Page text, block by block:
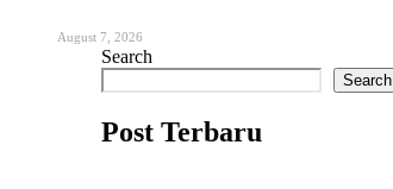
August 7, 2026
Search
Search
Post Terbaru